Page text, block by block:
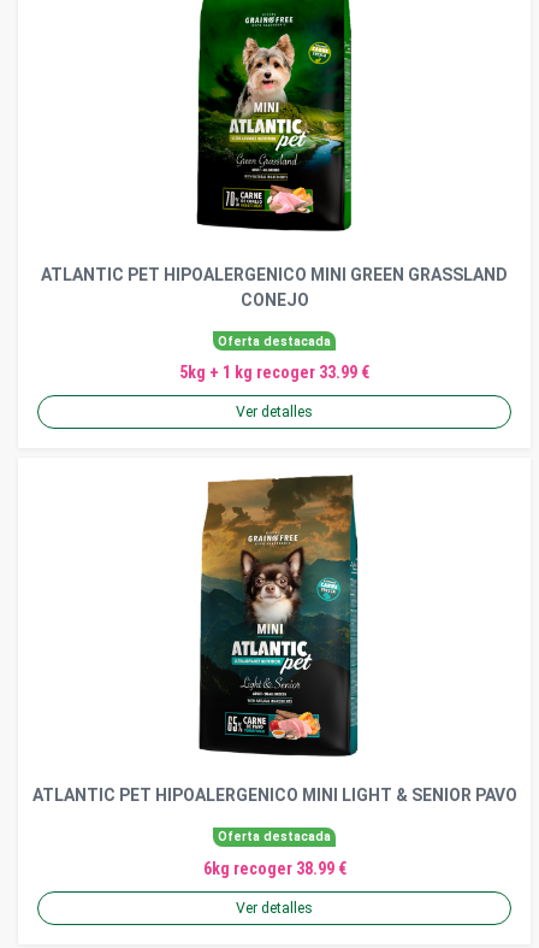
ATLANTIC PET HIPOALERGENICO MINI GREEN GRASSLAND
CONEJO
Oferta destacada
5kg + 1 kg recoger 33.99 €
Ver detalles
ATLANTIC PET HIPOALERGENICO MINI LIGHT & SENIOR PAVO
Oferta destacada
6kg recoger 38.99 €
Ver detalles